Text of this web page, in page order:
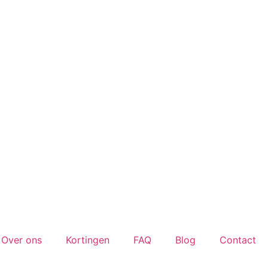
Over ons Kortingen FAQ Blog Contact